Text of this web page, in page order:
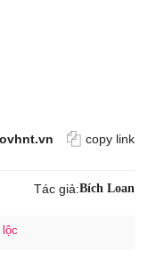
copy link
Tác giả:Bích Loan